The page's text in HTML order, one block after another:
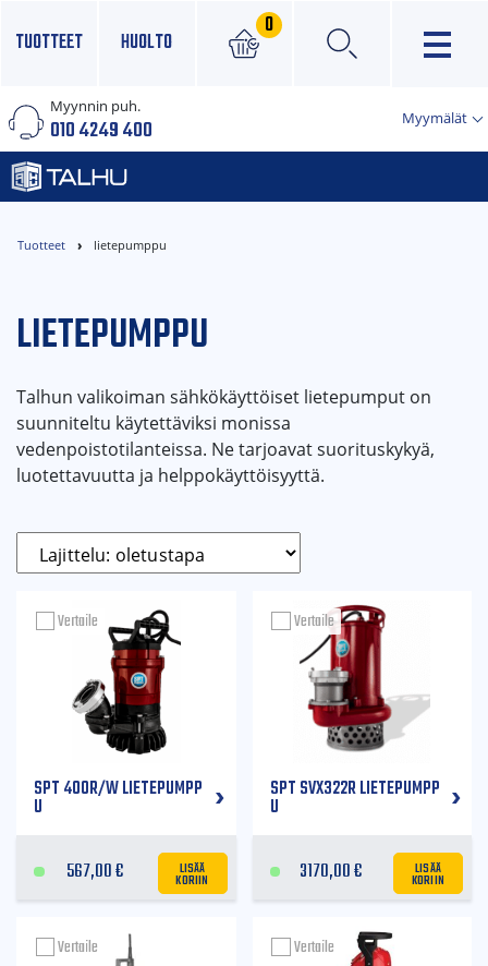
TUOTTEET HUOLTO
0
×
Myynnin puh.
010 4249 400 Myymälät
Tuotteet lietepumppu
LIETEPUMPPU
Talhun valikoiman sähkökäyttöiset lietepumput on
suunniteltu käytettäviksi monissa
vedenpoistotilanteissa. Ne tarjoavat suorituskykyä,
luotettavuutta ja helppokäyttöisyyttä.
SPT 400R/W LIETEPUMPP
U
567,00€ LISÄÄ
KORIIN
Vertaile
SPT SVX322R LIETEPUMPP
U
3170,00€ LISÄÄ
KORIIN
Vertaile
Vertaile Vertaile